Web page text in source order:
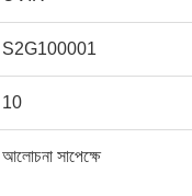
S2G100001
10
আলোচনা সাপেক্ষে